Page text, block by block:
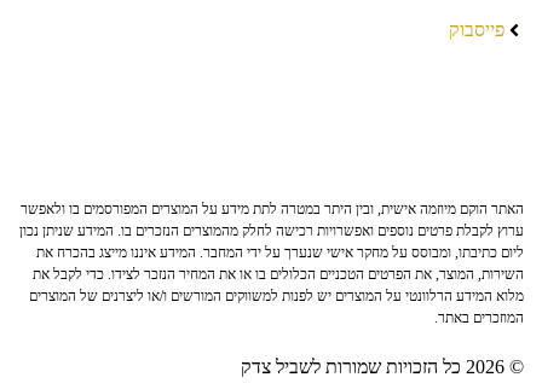
פייסבוק
האתר הוקם מיוזמה אישית, ובין היתר במטרה לתת מידע על המוצרים המפורסמים בו ולאפשר
ערוץ לקבלת פרטים נוספים ואפשרויות רכישה לחלק מהמוצרים הנזכרים בו. המידע שניתן נכון
ליום כתיבתו, ומבוסס על מחקר אישי שנערך על ידי המחבר. המידע איננו מייצג בהכרח את
השירות, המוצר, את הפרטים הטכניים הכלולים בו או את המחיר הנזכר לצידו. כדי לקבל את
מלוא המידע הרלוונטי על המוצרים יש לפנות למשווקים המורשים ו/או ליצרנים של המוצרים
המוזכרים באתר.
© 2026 כל הזכויות שמורות לשביל צדק